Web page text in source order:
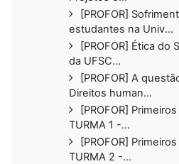
[PROFOR]
estudantes na Univ...
[PROFOR] Ética do
da UFSC...
[PROFOR] A
Direitos human...
[PROFOR]
TURMA 1 -...
[PROFOR]
TURMA 2 -...